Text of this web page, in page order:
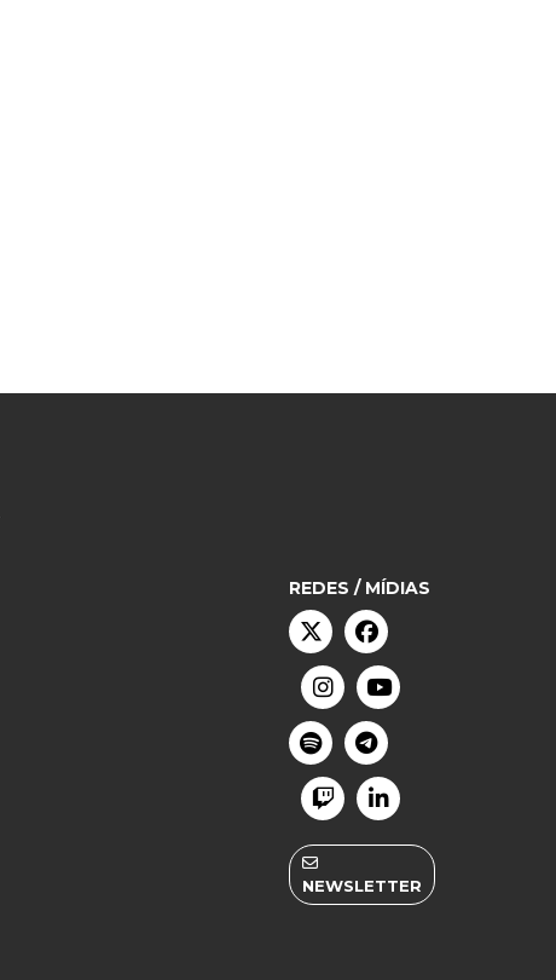
REDES / MÍDIAS
NEWSLETTER